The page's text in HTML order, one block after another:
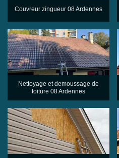
Couvreur zingueur 08 Ardennes
Nettoyage et demoussage de
toiture 08 Ardennes